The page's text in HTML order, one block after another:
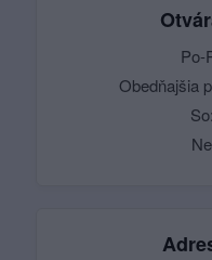
Po-
Obedňajšia